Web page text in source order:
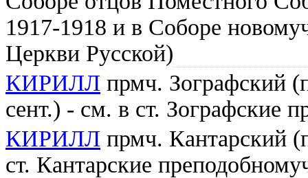
1917-1918 и в Соборе
Церкви Русской)
КИРИЛЛ прмч. Зографский
сент.) - см. в ст. Зографские
КИРИЛЛ прмч. Кантарский
ст. Кантарские